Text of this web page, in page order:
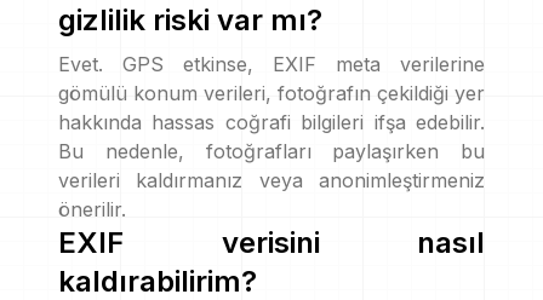
gizlilik riski var mı?
Evet. GPS etkinse, EXIF meta verilerine
gömülü konum verileri, fotoğrafın çekildiği yer
hakkında hassas coğrafi bilgileri ifşa edebilir.
Bu nedenle, fotoğrafları paylaşırken bu
verileri kaldırmanız veya anonimleştirmeniz
önerilir.
EXIF verisini nasıl
kaldırabilirim?